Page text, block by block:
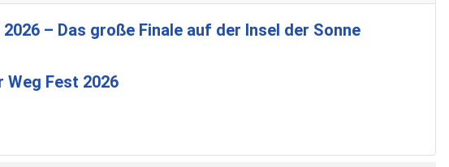
2026 – Das große Finale auf der Insel der Sonne
Fest 2026